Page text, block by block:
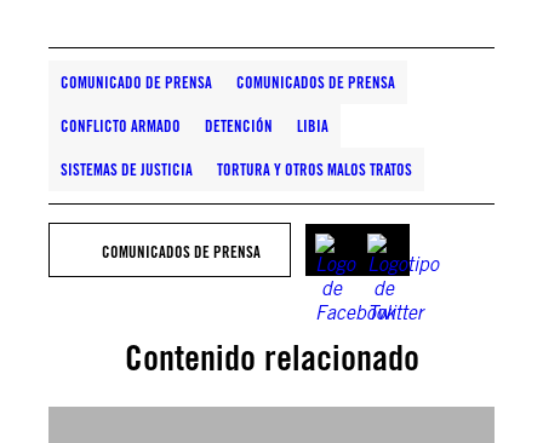
COMUNICADO DE PRENSA COMUNICADOS DE PRENSA
CONFLICTO ARMADO DETENCIÓN LIBIA
SISTEMAS DE JUSTICIA TORTURA Y OTROS MALOS TRATOS
COMUNICADOS DE PRENSA
Contenido relacionado